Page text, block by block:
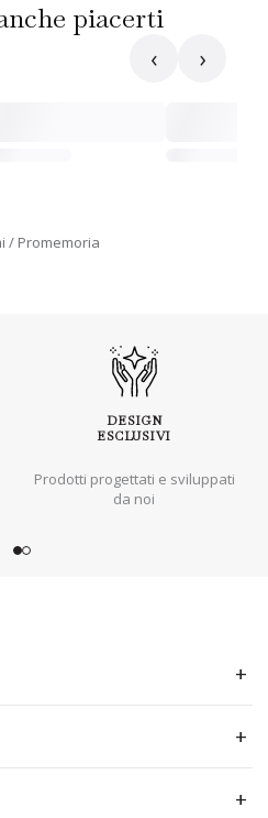
piacerti
‹ ›
Promemoria
DESIGN
ESCLUSIVI
Prodotti progettati e sviluppati
da noi